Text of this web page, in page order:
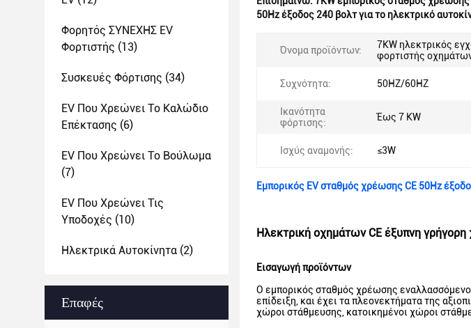
Φορητός ΣΥΝΕΧΗΣ EV
Φορτιστής (13)
Συσκευές Φόρτισης (34)
EV Που Χρεώνει Το Καλώδιο
Επέκτασης (6)
EV Που Χρεώνει Το Βούλωμα
(7)
EV Που Χρεώνει Τις
Υποδοχές (10)
Ηλεκτρικά Αυτοκίνητα (2)
Επαφές
50Hz έξοδος 240 βολτ για το ηλεκτρικό
Όνομα προϊόντων:
7KW ηλεκτρικός
φορτιστής
Συχνότητα: 50HZ/60HZ
Ικανότητα
φόρτισης:
Έως 7 KW
Ισχύς αναμονής: ≤3W
Εμπορικός EV σταθμός χρέωσης CE 50Hz
Ηλεκτρική οχημάτων CE έξυπνη
Εισαγωγή προϊόντων
Ο εμπορικός σταθμός χρέωσης
επίδειξη, και έχει τα πλεονεκτήματα της
χώροι στάθμευσης, κατοικημένοι χώροι